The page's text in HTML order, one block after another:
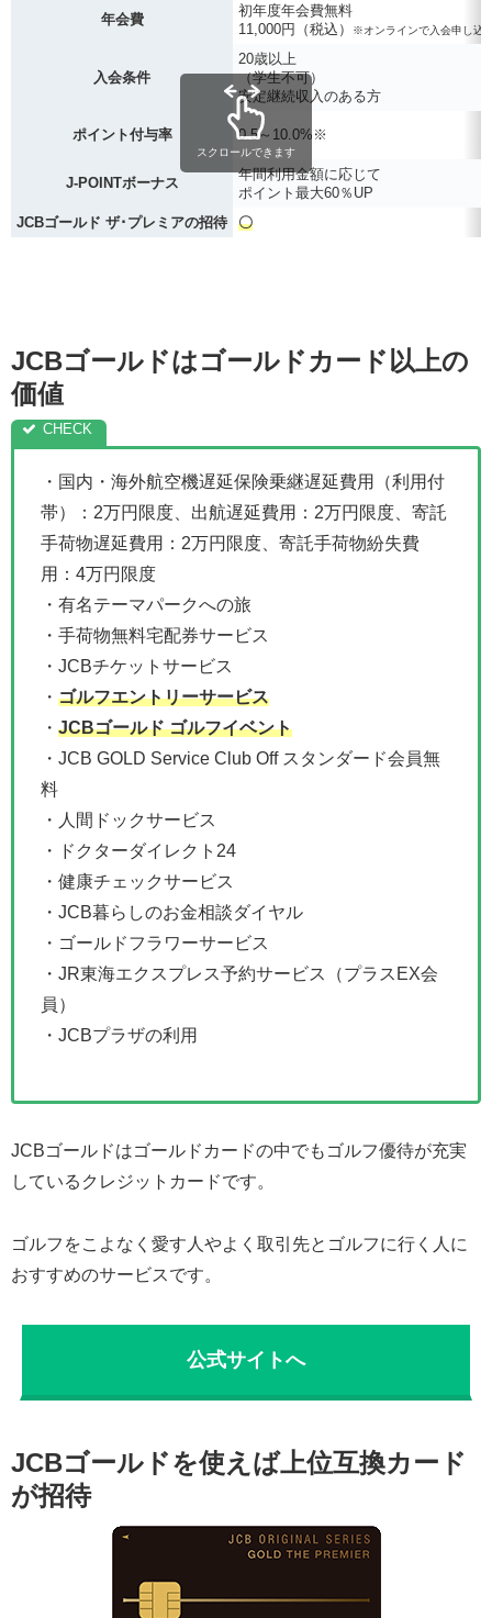
年会費
初年度年会費無料
11,000円（税込）
※オンラインで入会申し込
入会条件
20歳以上
（学生不可）
安定継続収入のある方
ポイント付与率 0.5～10.0%※
J-POINTボーナス
年間利用金額に応じて
ポイント最大60％UP
JCBゴールド ザ･プレミアの招待
〇
スクロールできます
JCBゴールドはゴールドカード以上の
価値
・国内・海外航空機遅延保険乗継遅延費用（利用付
帯）：2万円限度、出航遅延費用：2万円限度、寄託
手荷物遅延費用：2万円限度、寄託手荷物紛失費
用：4万円限度
・有名テーマパークへの旅
・手荷物無料宅配券サービス
・JCBチケットサービス
・ ゴルフエントリーサービス
・ JCBゴールド ゴルフイベント
・JCB GOLD Service Club Off スタンダード会員無
料
・人間ドックサービス
・ドクターダイレクト24
・健康チェックサービス
・JCB暮らしのお金相談ダイヤル
・ゴールドフラワーサービス
・JR東海エクスプレス予約サービス（プラスEX会
員）
・JCBプラザの利用
JCBゴールドはゴールドカードの中でもゴルフ優待が充実
しているクレジットカードです。
ゴルフをこよなく愛す人やよく取引先とゴルフに行く人に
おすすめのサービスです。
公式サイトへ
JCBゴールドを使えば上位互換カード
が招待